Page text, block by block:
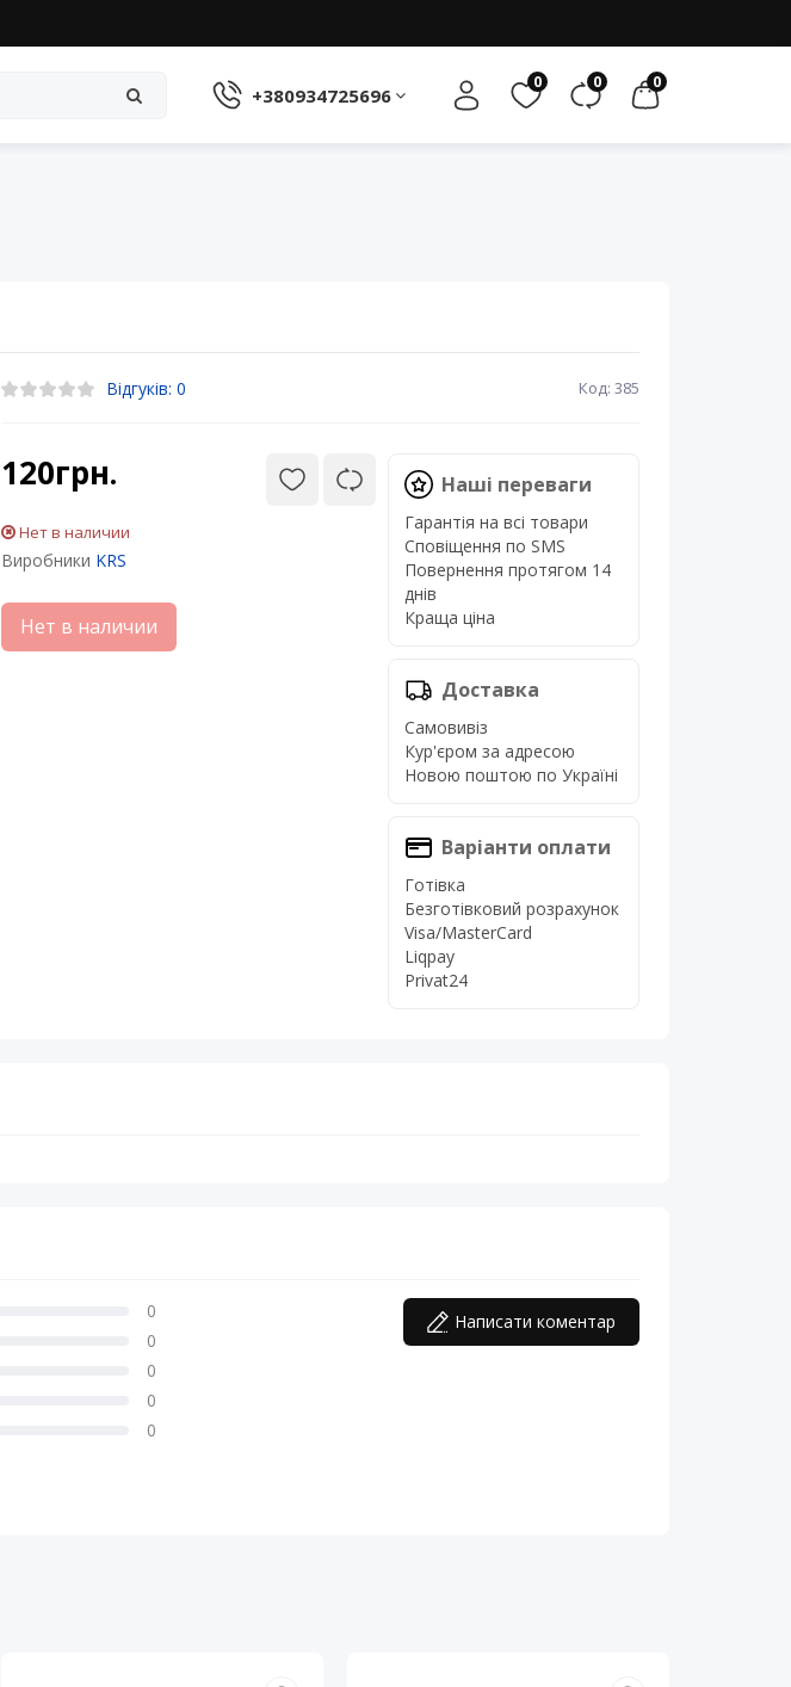
+380934725696
0 0 0
Відгуків: 0 Код: 385
120грн.
Нет в наличии
Виробники KRS
Нет в наличии
Наші переваги
Гарантія на всі товари
Сповіщення по SMS
Повернення протягом 14
днів
Краща ціна
Доставка
Самовивіз
Кур'єром за адресою
Новою поштою по Україні
Варіанти оплати
Готівка
Безготівковий розрахунок
Visa/MasterCard
Liqpay
Privat24
0
0
0
0
0
Написати коментар